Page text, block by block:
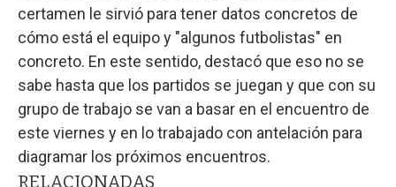
certamen le sirvió para tener datos concretos de
cómo está el equipo y "algunos futbolistas" en
concreto. En este sentido, destacó que eso no se
sabe hasta que los partidos se juegan y que con su
grupo de trabajo se van a basar en el encuentro de
este viernes y en lo trabajado con antelación para
diagramar los próximos encuentros.
RELACIONADAS